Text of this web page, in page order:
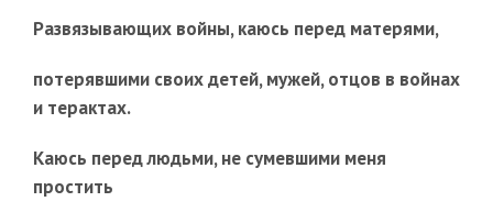
Развязывающих войны, каюсь перед матерями,
потерявшими своих детей, мужей, отцов в войнах
и терактах.
Каюсь перед людьми, не сумевшими меня
простить